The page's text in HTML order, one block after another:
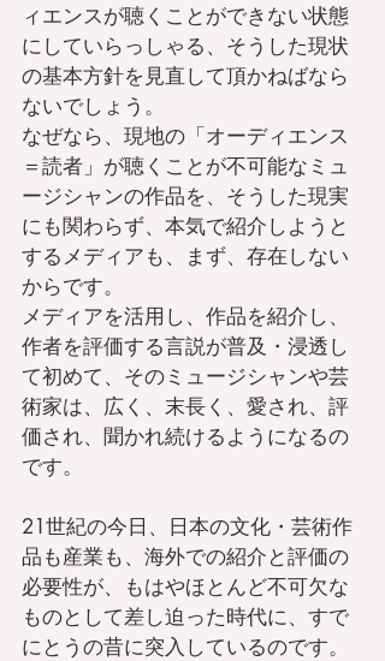
ィエンスが聴くことができない状態
にしていらっしゃる、そうした現状
の基本方針を見直して頂かねばなら
ないでしょう。
なぜなら、現地の「オーディエンス
＝読者」が聴くことが不可能なミュ
ージシャンの作品を、そうした現実
にも関わらず、本気で紹介しようと
するメディアも、まず、存在しない
からです。
メディアを活用し、作品を紹介し、
作者を評価する言説が普及・浸透し
て初めて、そのミュージシャンや芸
術家は、広く、末長く、愛され、評
価され、聞かれ続けるようになるの
です。
21世紀の今日、日本の文化・芸術作
品も産業も、海外での紹介と評価の
必要性が、もはやほとんど不可欠な
ものとして差し迫った時代に、すで
にとうの昔に突入しているのです。